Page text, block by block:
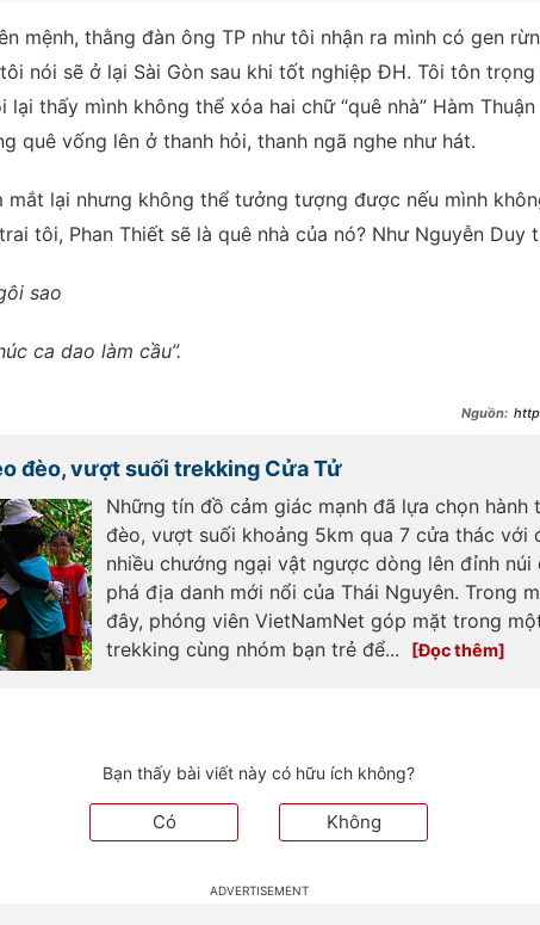
mệnh, thằng đàn ông TP như tôi nhận ra mình có gen
nói sẽ ở lại Sài Gòn sau khi tốt nghiệp ĐH. Tôi tôn
lại thấy mình không thể xóa hai chữ “quê nhà” Hàm
quê vống lên ở thanh hỏi, thanh ngã nghe như hát.
mắt lại nhưng không thể tưởng tượng được nếu mình
tôi, Phan Thiết sẽ là quê nhà của nó? Như Nguyễn Duy
sao
ca dao làm cầu”.
đèo, vượt suối trekking Cửa Tử
Những tín đồ cảm giác mạnh đã lựa chọn hành
đèo, vượt suối khoảng 5km qua 7 cửa thác với
nhiều chướng ngại vật ngược dòng lên đỉnh núi
phá địa danh mới nổi của Thái Nguyên. Trong
đây, phóng viên VietNamNet góp mặt trong
trekking cùng nhóm bạn trẻ để...
Bạn thấy bài viết này có hữu ích không?
Có Không